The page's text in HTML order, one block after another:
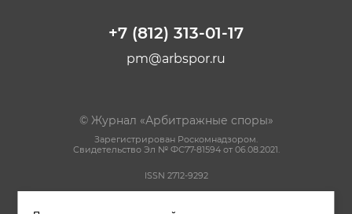
+7 (812) 313-01-17
pm@arbspor.ru
© Журнал «Арбитражные споры»
Зарегистрирован Роскомнадзором.
Свидетельство Эл № ФС77-81594 от 06.08.2021.
ISSN 2712-9292